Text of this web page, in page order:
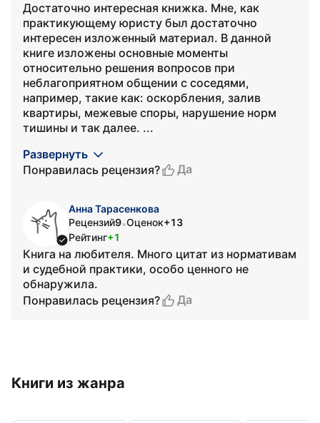
Достаточно интересная книжка. Мне, как
практикующему юристу был достаточно
интересен изложенный материал. В данной
книге изложены основные моменты
относительно решения вопросов при
неблагоприятном общении с соседями,
например, такие как: оскорбления, залив
квартиры, межевые споры, нарушение норм
тишины и так далее. ...
Развернуть
Понравилась рецензия?
Да
Анна Тарасенкова
Рецензий9•Оценок+13
Рейтинг+1
Книга на любителя. Много цитат из нормативам
и судебной практики, особо ценного не
обнаружила.
Понравилась рецензия?
Да
Книги из жанра